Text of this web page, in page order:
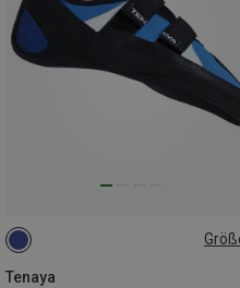
Tenaya